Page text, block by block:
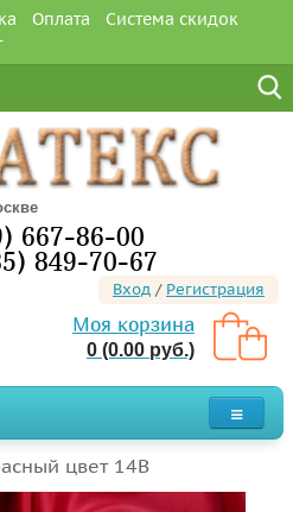
Оплата
Система скидок
667-86-00
849-70-67
Вход / Регистрация
Моя корзина
0 (0.00 руб.)
цвет 14B